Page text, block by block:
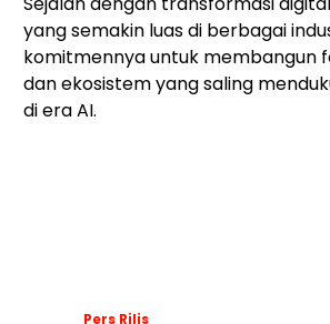
yang semakin luas di berbagai
komitmennya untuk membangun
dan ekosistem yang saling
di era AI.
Pers Rilis